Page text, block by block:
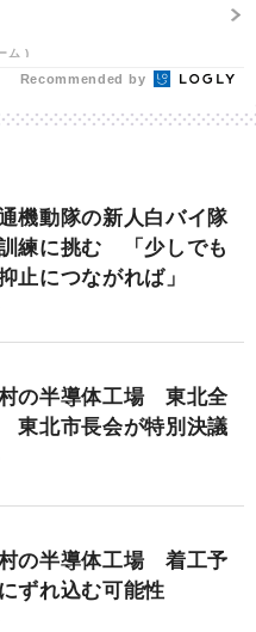
ム )
Recommended by
機動隊の新人白バイ隊
練に挑む 「少しでも
止につながれば」
の半導体工場 東北全
東北市長会が特別決議
の半導体工場 着工予
ずれ込む可能性